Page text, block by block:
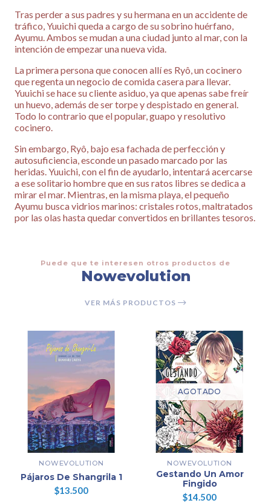
Tras perder a sus padres y su hermana en un accidente de
tráfico, Yuuichi queda a cargo de su sobrino huérfano,
Ayumu. Ambos se mudan a una ciudad junto al mar, con la
intención de empezar una nueva vida.
La primera persona que conocen allí es Ryô, un cocinero
que regenta un negocio de comida casera para llevar.
Yuuichi se hace su cliente asiduo, ya que apenas sabe freír
un huevo, además de ser torpe y despistado en general.
Todo lo contrario que el popular, guapo y resolutivo
cocinero.
Sin embargo, Ryô, bajo esa fachada de perfección y
autosuficiencia, esconde un pasado marcado por las
heridas. Yuuichi, con el fin de ayudarlo, intentará acercarse
a ese solitario hombre que en sus ratos libres se dedica a
mirar el mar. Mientras, en la misma playa, el pequeño
Ayumu busca vidrios marinos: cristales rotos, maltratados
por las olas hasta quedar convertidos en brillantes tesoros.
Puede que te interesen otros productos de
Nowevolution
VER MÁS PRODUCTOS
NOWEVOLUTION
Pájaros De Shangrila 1
$13.500
AGOTADO
NOWEVOLUTION
Gestando Un Amor
Fingido
$14.500